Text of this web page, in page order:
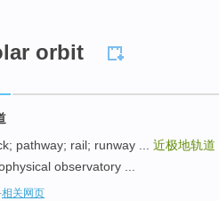
orbit
pathway; rail; runway ... 近极地轨道
observatory ...
相关网页